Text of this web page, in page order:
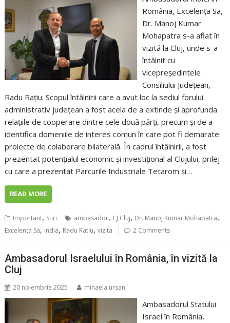
România, Excelența Sa,
Dr. Manoj Kumar
Mohapatra s-a aflat în
vizită la Cluj, unde s-a
întâlnit cu
vicepreședintele
Consiliului Județean,
Radu Rațiu. Scopul întâlnirii care a avut loc la sediul forului
administrativ județean a fost acela de a extinde și aprofunda
relațiile de cooperare dintre cele două părți, precum și de a
identifica domeniile de interes comun în care pot fi demarate
proiecte de colaborare bilaterală. În cadrul întâlnirii, a fost
prezentat potențialul economic și investițional al Clujului, prilej
cu care a prezentat Parcurile Industriale Tetarom și…
READ MORE
Important, Stiri ambasador, CJ Cluj, Dr. Manoj Kumar Mohapatra,
Excelența Sa, india, Radu Ratiu,vizita 2 Comments
Ambasadorul Israelului în România, în vizită la
Cluj
20 noiembrie 2025 mihaela.ursan
Ambasadorul Statului
Israel în România,